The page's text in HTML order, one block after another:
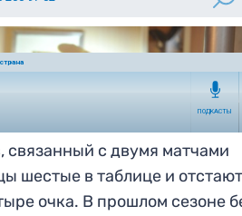
с двумя матчами
шестые в таблице и
очка. В прошлом сезоне